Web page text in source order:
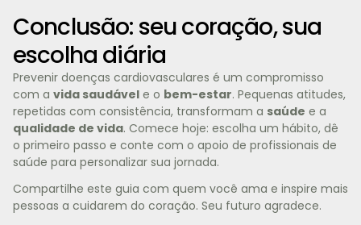
Conclusão: seu coração, sua
escolha diária
Prevenir doenças cardiovasculares é um compromisso
com a vida saudável e o bem-estar. Pequenas atitudes,
repetidas com consistência, transformam a saúde e a
qualidade de vida. Comece hoje: escolha um hábito, dê
o primeiro passo e conte com o apoio de profissionais de
saúde para personalizar sua jornada.
Compartilhe este guia com quem você ama e inspire mais
pessoas a cuidarem do coração. Seu futuro agradece.